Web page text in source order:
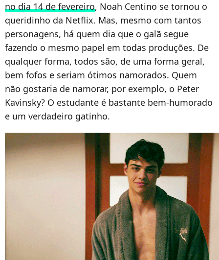
no dia 14 de fevereiro, Noah Centino se tornou o
queridinho da Netflix. Mas, mesmo com tantos
personagens, há quem dia que o galã segue
fazendo o mesmo papel em todas produções. De
qualquer forma, todos são, de uma forma geral,
bem fofos e seriam ótimos namorados. Quem
não gostaria de namorar, por exemplo, o Peter
Kavinsky? O estudante é bastante bem-humorado
e um verdadeiro gatinho.